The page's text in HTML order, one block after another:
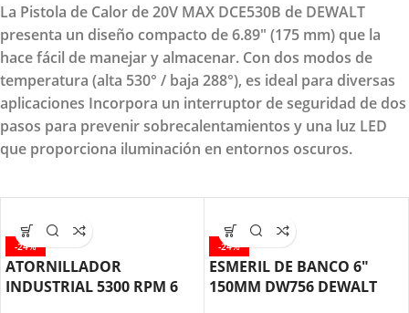
La Pistola de Calor de 20V MAX DCE530B de DEWALT
presenta un diseño compacto de 6.89" (175 mm) que la
hace fácil de manejar y almacenar. Con dos modos de
temperatura (alta 530° / baja 288°), es ideal para diversas
aplicaciones Incorpora un interruptor de seguridad de dos
pasos para prevenir sobrecalentamientos y una luz LED
que proporciona iluminación en entornos oscuros.
-24%
ATORNILLADOR
INDUSTRIAL 5300 RPM 6
-24%
ESMERIL DE BANCO 6″
150MM DW756 DEWALT